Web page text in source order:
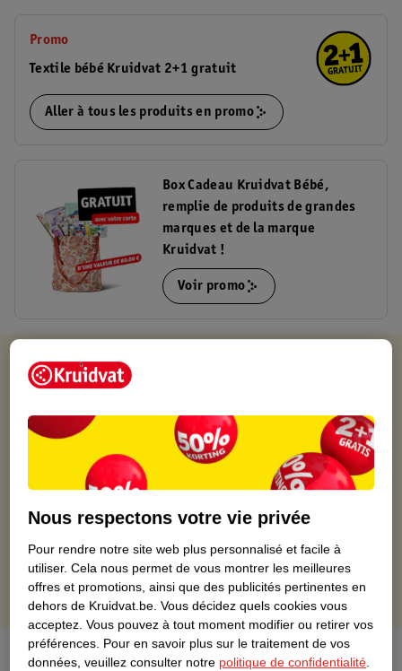
Promo
Textile bébé Kruidvat 2+1 gratuit
Aller à tous les produits en promo
Box Cadeau Kruidvat Bébé,
remplie de produits de grandes
marques et de la marque
Kruidvat !
Voir promo
Kruidvat est toujours avantageux
toujours un magasin à proximité
Commandé avant 22h en semaine, livré le lendemain
Livraison à domicile gratuite à partir de 50 euros ou
livraison gratuite sur divers produits promotionnels
Retours gratuits dans un délai de 30 jours
À propos de ce produit
Nous respectons votre vie privée
Pour rendre notre site web plus personnalisé et facile à
utiliser. Cela nous permet de vous montrer les meilleures
offres et promotions, ainsi que des publicités pertinentes en
dehors de Kruidvat.be. Vous décidez quels cookies vous
acceptez. Vous pouvez à tout moment modifier ou retirer vos
préférences. Pour en savoir plus sur le traitement de vos
données, veuillez consulter notre politique de confidentialité.